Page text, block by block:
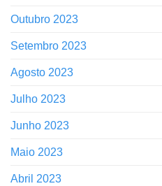
Outubro 2023
Setembro 2023
Agosto 2023
Julho 2023
Junho 2023
Maio 2023
Abril 2023